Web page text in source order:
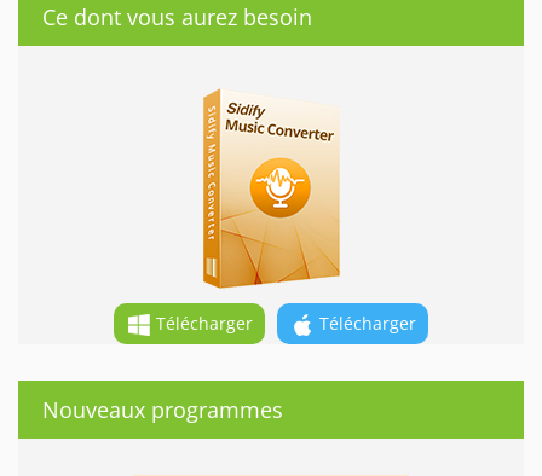
Ce dont vous aurez besoin
Télécharger Télécharger
Nouveaux programmes